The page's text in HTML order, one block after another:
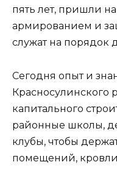
пять лет, пришли
армированием и
служат на порядок
Сегодня опыт и
Красносулинского
капитального
районные школы,
клубы, чтобы
помещений,